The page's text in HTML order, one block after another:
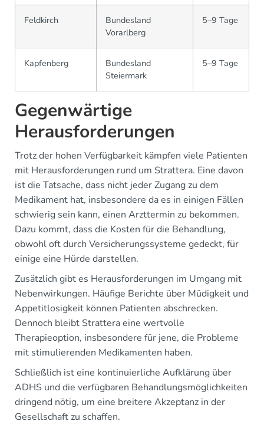
Feldkirch
Bundesland
Vorarlberg
5–9 Tage
Kapfenberg
Bundesland
Steiermark
5–9 Tage
Gegenwärtige
Herausforderungen
Trotz der hohen Verfügbarkeit kämpfen viele Patienten
mit Herausforderungen rund um Strattera. Eine davon
ist die Tatsache, dass nicht jeder Zugang zu dem
Medikament hat, insbesondere da es in einigen Fällen
schwierig sein kann, einen Arzttermin zu bekommen.
Dazu kommt, dass die Kosten für die Behandlung,
obwohl oft durch Versicherungssysteme gedeckt, für
einige eine Hürde darstellen.
Zusätzlich gibt es Herausforderungen im Umgang mit
Nebenwirkungen. Häufige Berichte über Müdigkeit und
Appetitlosigkeit können Patienten abschrecken.
Dennoch bleibt Strattera eine wertvolle
Therapieoption, insbesondere für jene, die Probleme
mit stimulierenden Medikamenten haben.
Schließlich ist eine kontinuierliche Aufklärung über
ADHS und die verfügbaren Behandlungsmöglichkeiten
dringend nötig, um eine breitere Akzeptanz in der
Gesellschaft zu schaffen.